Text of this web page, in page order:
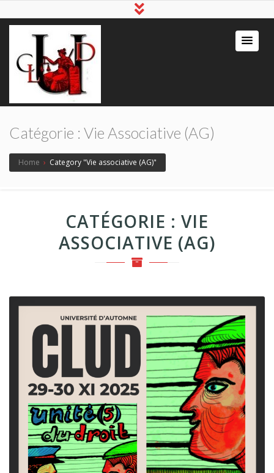
Catégorie : Vie Associative (AG)
Home › Category "Vie associative (AG)"
CATÉGORIE : VIE
ASSOCIATIVE (AG)